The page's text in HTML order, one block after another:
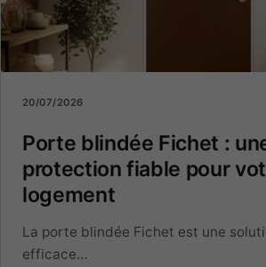
Porte blindée Fichet :
protection fiable pour
logement
20/07/2026
La porte blindée Fichet est une
efficace…